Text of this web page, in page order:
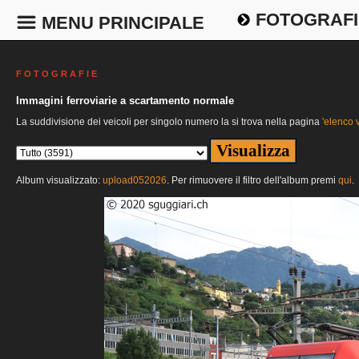
MENU PRINCIPALE
F O T O G R A F I E
Immagini ferroviarie a scartamento normale
La suddivisione dei veicoli per singolo numero la si trova nella pagina 'elenco
Album visualizzato: upload052026. Per rimuovere il filtro dell'album premi qui.